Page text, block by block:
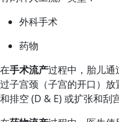
外科手术
药物
在手术流产过程中，胎儿通
过子宫颈（子宫的开口）
和排空 (D & E) 或扩张和刮